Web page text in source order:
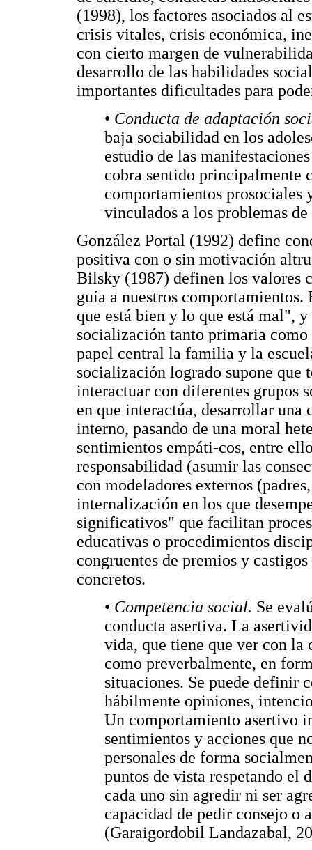
(1998), los factores asociados al
crisis vitales, crisis económica,
con cierto margen de
desarrollo de las habilidades
importantes dificultades para
• Conducta de adaptación
baja sociabilidad en los
estudio de las
cobra sentido principalmente
comportamientos
vinculados a los problemas
González Portal (1992) define
positiva con o sin motivación
Bilsky (1987) definen los valores
guía a nuestros
que está bien y lo que está mal",
socialización tanto primaria como
papel central la familia y la
socialización logrado supone que
interactuar con diferentes grupos
en que interactúa, desarrollar
interno, pasando de una moral
sentimientos empáti-cos, entre
responsabilidad (asumir las
con modeladores externos
internalización en los que
significativos" que facilitan
educativas o procedimientos
congruentes de premios y
concretos.
• Competencia social. Se
conducta asertiva. La
vida, que tiene que ver con la
como preverbalmente, en
situaciones. Se puede definir
hábilmente opiniones,
Un comportamiento asertivo
sentimientos y acciones que
personales de forma
puntos de vista respetando el
cada uno sin agredir ni ser
capacidad de pedir consejo o
(Garaigordobil Landazabal,